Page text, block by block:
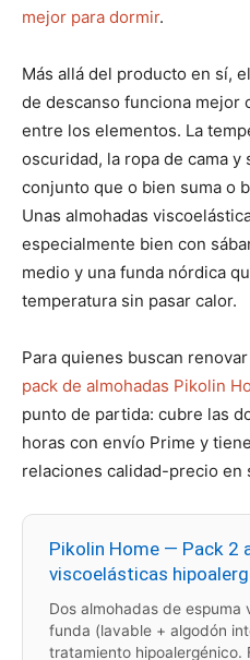
mejor para dormir.
Más allá del producto en sí,
de descanso funciona mejor
entre los elementos. La
oscuridad, la ropa de cama y
conjunto que o bien suma o
Unas almohadas
especialmente bien con
medio y una funda nórdica
temperatura sin pasar calor.
Para quienes buscan
pack de almohadas Pikolin
punto de partida: cubre las
horas con envío Prime y
relaciones calidad-precio en
Pikolin Home — Pack 2
viscoelásticas
Dos almohadas de
funda (lavable + algodón
tratamiento hipoalergénico.